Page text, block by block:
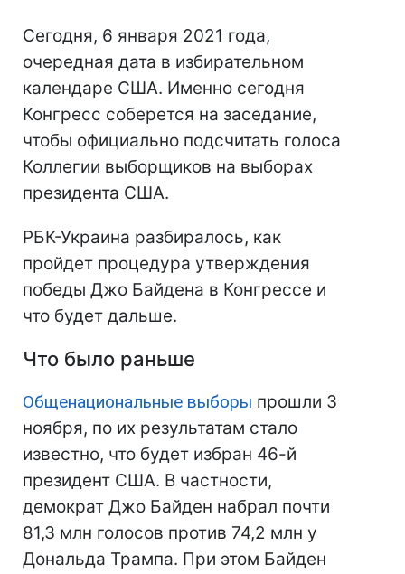
Сегодня, 6 января 2021 года,
очередная дата в избирательном
календаре США. Именно сегодня
Конгресс соберется на заседание,
чтобы официально подсчитать голоса
Коллегии выборщиков на выборах
президента США.
РБК-Украина разбиралось, как
пройдет процедура утверждения
победы Джо Байдена в Конгрессе и
что будет дальше.
Что было раньше
Общенациональные выборы прошли 3
ноября, по их результатам стало
известно, что будет избран 46-й
президент США. В частности,
демократ Джо Байден набрал почти
81,3 млн голосов против 74,2 млн у
Дональда Трампа. При этом Байден